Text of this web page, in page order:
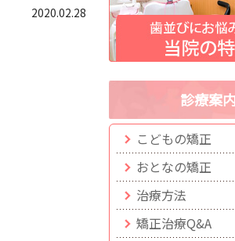
2020.02.28
診療案内
こどもの矯正
おとなの矯正
治療方法
矯正治療Q&A